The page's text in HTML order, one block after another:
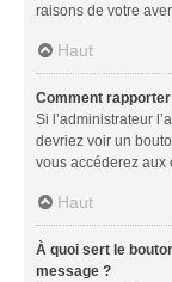
raisons de votre
Haut
Comment
Si l’administrateur
devriez voir un
vous accéderez aux
Haut
À quoi sert le
message ?